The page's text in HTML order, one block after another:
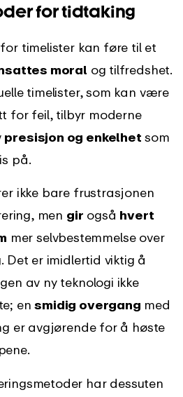
for tidtaking
timelister kan føre til et
moral og tilfredshet.
timelister, som kan være
for feil, tilbyr moderne
presisjon og enkelhet som
på.
ikke bare frustrasjonen
men gir også hvert
mer selvbestemmelse over
Det er imidlertid viktig å
av ny teknologi ikke
ensmidig overgang med
er avgjørende for å høste
har dessuten